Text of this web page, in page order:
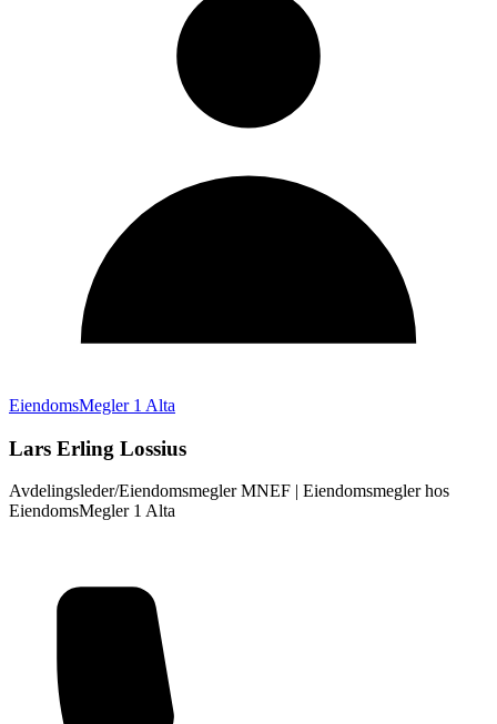
EiendomsMegler 1 Alta
Lars Erling Lossius
Avdelingsleder/Eiendomsmegler MNEF | Eiendomsmegler hos
EiendomsMegler 1 Alta